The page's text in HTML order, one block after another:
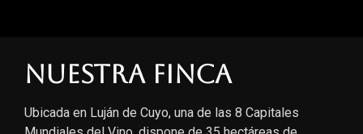
Nuestra finca
Ubicada en Luján de Cuyo, una de las 8 Capitales